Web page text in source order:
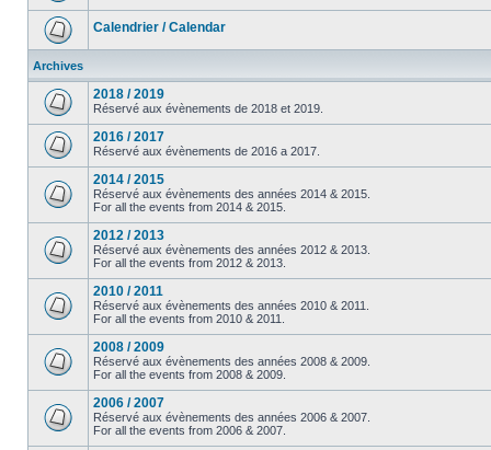
Calendrier / Calendar
Archives
2018 / 2019
Réservé aux évènements de 2018 et 2019.
2016 / 2017
Réservé aux évènements de 2016 a 2017.
2014 / 2015
Réservé aux évènements des années 2014 & 2015.
For all the events from 2014 & 2015.
2012 / 2013
Réservé aux évènements des années 2012 & 2013.
For all the events from 2012 & 2013.
2010 / 2011
Réservé aux évènements des années 2010 & 2011.
For all the events from 2010 & 2011.
2008 / 2009
Réservé aux évènements des années 2008 & 2009.
For all the events from 2008 & 2009.
2006 / 2007
Réservé aux évènements des années 2006 & 2007.
For all the events from 2006 & 2007.